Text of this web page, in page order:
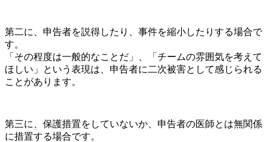
第二に、申告者を説得したり、事件を縮小したりする場合で
す。
「その程度は一般的なことだ」、「チームの雰囲気を考えて
ほしい」という表現は、申告者に二次被害として感じられる
ことがあります。
第三に、保護措置をしていないか、申告者の医師とは無関係
に措置する場合です。